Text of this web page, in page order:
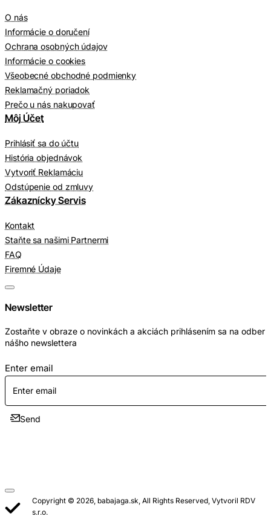
O nás
Informácie o doručení
Ochrana osobných údajov
Informácie o cookies
Všeobecné obchodné podmienky
Reklamačný poriadok
Prečo u nás nakupovať
Môj Účet
Prihlásiť sa do účtu
História objednávok
Vytvoriť Reklamáciu
Odstúpenie od zmluvy
Zákaznícky Servis
Kontakt
Staňte sa našimi Partnermi
FAQ
Firemné Údaje
Newsletter
Zostaňte v obraze o novinkách a akciách prihlásením sa na odber
nášho newslettera
Enter email
Send
Copyright © 2026, babajaga.sk, All Rights Reserved, Vytvoril RDV
s.r.o.